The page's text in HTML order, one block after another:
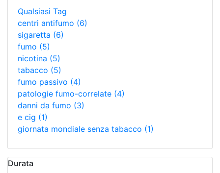
Qualsiasi Tag
centri antifumo (6)
sigaretta (6)
fumo (5)
nicotina (5)
tabacco (5)
fumo passivo (4)
patologie fumo-correlate (4)
danni da fumo (3)
e cig (1)
giornata mondiale senza tabacco (1)
Durata